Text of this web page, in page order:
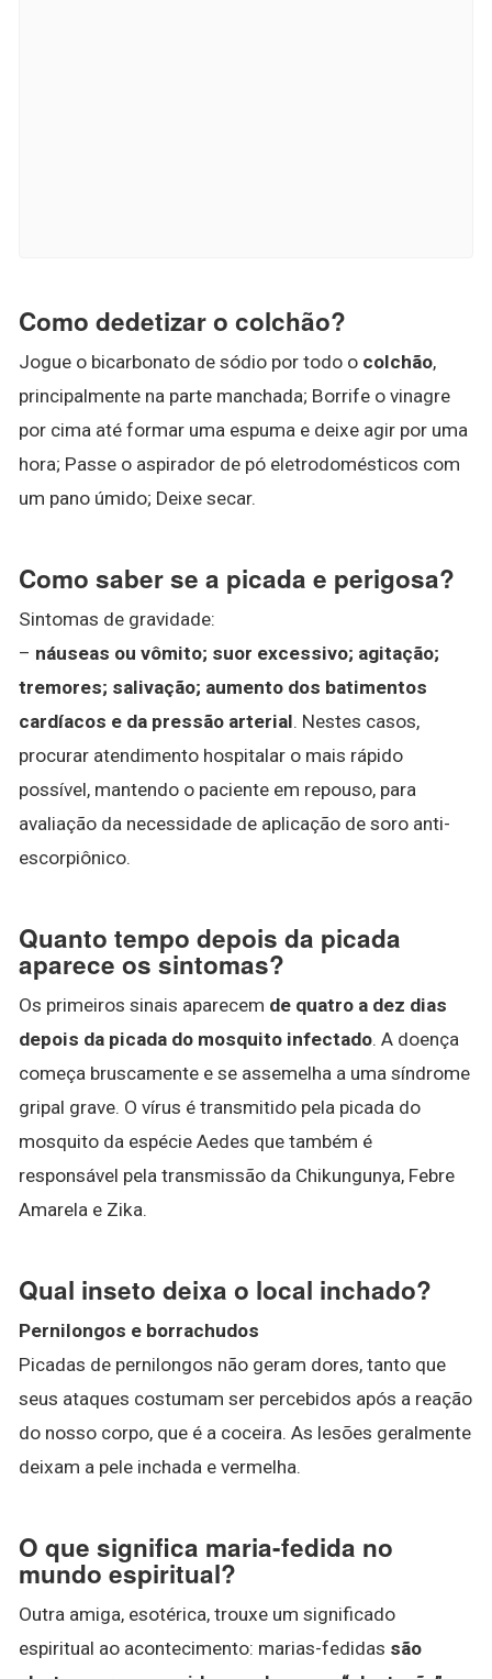
Como dedetizar o colchão?
Jogue o bicarbonato de sódio por todo o colchão,
principalmente na parte manchada; Borrife o vinagre
por cima até formar uma espuma e deixe agir por uma
hora; Passe o aspirador de pó eletrodomésticos com
um pano úmido; Deixe secar.
Como saber se a picada e perigosa?
Sintomas de gravidade:
– náuseas ou vômito; suor excessivo; agitação;
tremores; salivação; aumento dos batimentos
cardíacos e da pressão arterial. Nestes casos,
procurar atendimento hospitalar o mais rápido
possível, mantendo o paciente em repouso, para
avaliação da necessidade de aplicação de soro anti-
escorpiônico.
Quanto tempo depois da picada
aparece os sintomas?
Os primeiros sinais aparecem de quatro a dez dias
depois da picada do mosquito infectado. A doença
começa bruscamente e se assemelha a uma síndrome
gripal grave. O vírus é transmitido pela picada do
mosquito da espécie Aedes que também é
responsável pela transmissão da Chikungunya, Febre
Amarela e Zika.
Qual inseto deixa o local inchado?
Pernilongos e borrachudos
Picadas de pernilongos não geram dores, tanto que
seus ataques costumam ser percebidos após a reação
do nosso corpo, que é a coceira. As lesões geralmente
deixam a pele inchada e vermelha.
O que significa maria-fedida no
mundo espiritual?
Outra amiga, esotérica, trouxe um significado
espiritual ao acontecimento: marias-fedidas são